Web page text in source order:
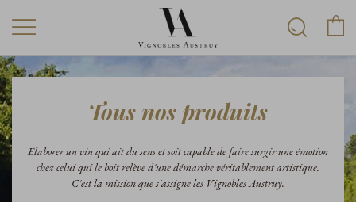
Tous nos produits
Elaborer un vin qui ait du sens et soit capable de faire surgir une émotion
chez celui qui le boit relève d'une démarche véritablement artistique.
C'est la mission que s'assigne les Vignobles Austruy.